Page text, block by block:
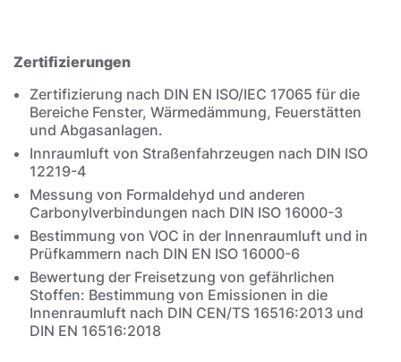
Zertifizierungen
Zertifizierung nach DIN EN ISO/IEC 17065 für die
Bereiche Fenster, Wärmedämmung, Feuerstätten
und Abgasanlagen.
Innraumluft von Straßenfahrzeugen nach DIN ISO
12219-4
Messung von Formaldehyd und anderen
Carbonylverbindungen nach DIN ISO 16000-3
Bestimmung von VOC in der Innenraumluft und in
Prüfkammern nach DIN EN ISO 16000-6
Bewertung der Freisetzung von gefährlichen
Stoffen: Bestimmung von Emissionen in die
Innenraumluft nach DIN CEN/TS 16516:2013 und
DIN EN 16516:2018